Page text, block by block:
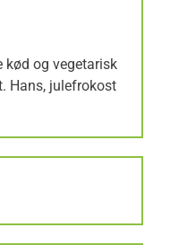
og vegetarisk
Hans, julefrokost